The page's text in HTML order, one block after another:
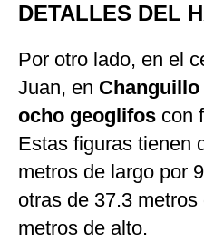
DETALLES DEL
Por otro lado, en el
Juan, en Changuillo
ocho geoglifos con
Estas figuras tienen
metros de largo por
otras de 37.3
metros de alto.